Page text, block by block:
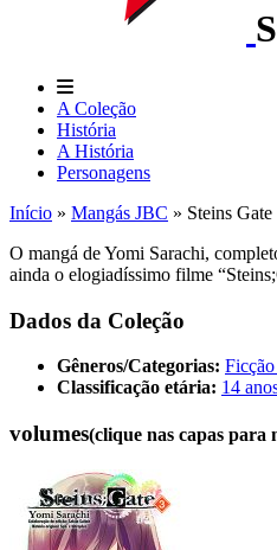
A Coleção
História
A História
Personagens
Início » Mangás JBC » Steins Gate
O mangá de Yomi Sarachi,
ainda o elogiadíssimo filme
Dados da Coleção
Gêneros/Categorias:
Classificação etária: 14
volumes(clique nas capas para